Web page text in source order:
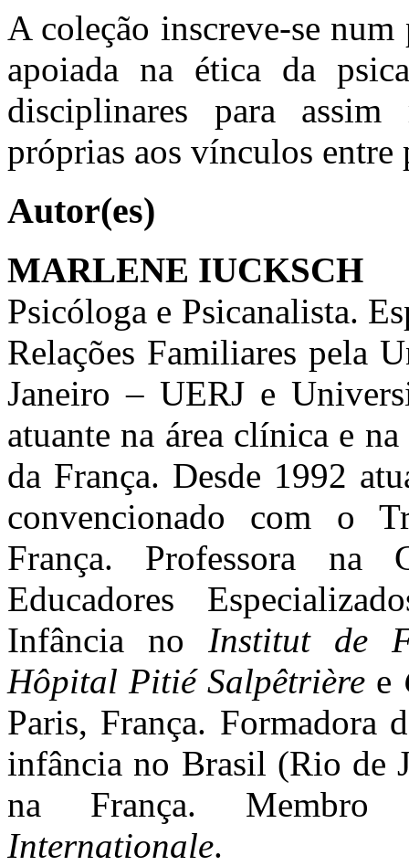
A coleção inscreve-se
apoiada na ética da
disciplinares para
próprias aos vínculos entre
Autor(es)
MARLENE IUCKSCH
Psicóloga e Psicanalista.
Relações Familiares pela
Janeiro – UERJ e
atuante na área clínica e
da França. Desde 1992
convencionado com o
França. Professora na
Educadores
Infância no Institut de
Hôpital Pitié Salpêtrière e
Paris, França. Formadora
infância no Brasil (Rio de
na França.
Internationale.